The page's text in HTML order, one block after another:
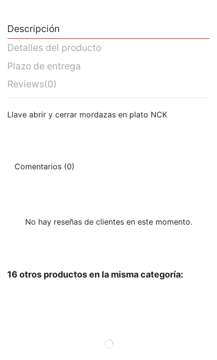
Descripción
Detalles del producto
Plazo de entrega
Reviews(0)
Llave abrir y cerrar mordazas en plato NCK
Comentarios (0)
No hay reseñas de clientes en este momento.
16 otros productos en la misma categoría: